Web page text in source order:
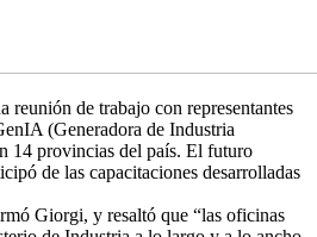
reunión de trabajo con representantes
(Generadora de Industria
14 provincias del país. El futuro
de las capacitaciones desarrolladas
Giorgi, y resaltó que “las oficinas